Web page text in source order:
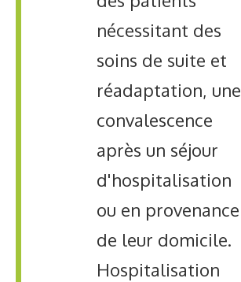
nécessitant des
soins de suite et
réadaptation, une
convalescence
après un séjour
d'hospitalisation
ou en provenance
de leur domicile.
Hospitalisation